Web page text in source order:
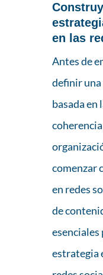
en las
Antes de
definir
basada en
comenzar
en redes
de
estrategia